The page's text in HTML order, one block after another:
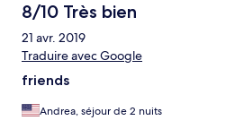
8/10 Très bien
21 avr. 2019
Traduire avec Google
friends
Andrea, séjour de 2 nuits